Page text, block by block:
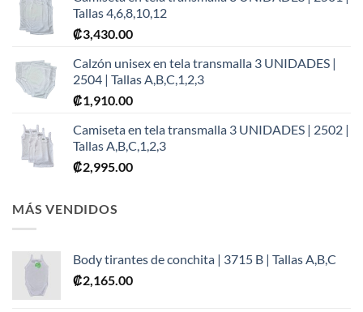
Tallas 4,6,8,10,12
₡3,430.00
Calzón unisex en tela transmalla 3 UNIDADES |
2504 | Tallas A,B,C,1,2,3
₡1,910.00
Camiseta en tela transmalla 3 UNIDADES | 2502 |
Tallas A,B,C,1,2,3
₡2,995.00
MÁS VENDIDOS
Body tirantes de conchita | 3715 B | Tallas A,B,C
₡2,165.00